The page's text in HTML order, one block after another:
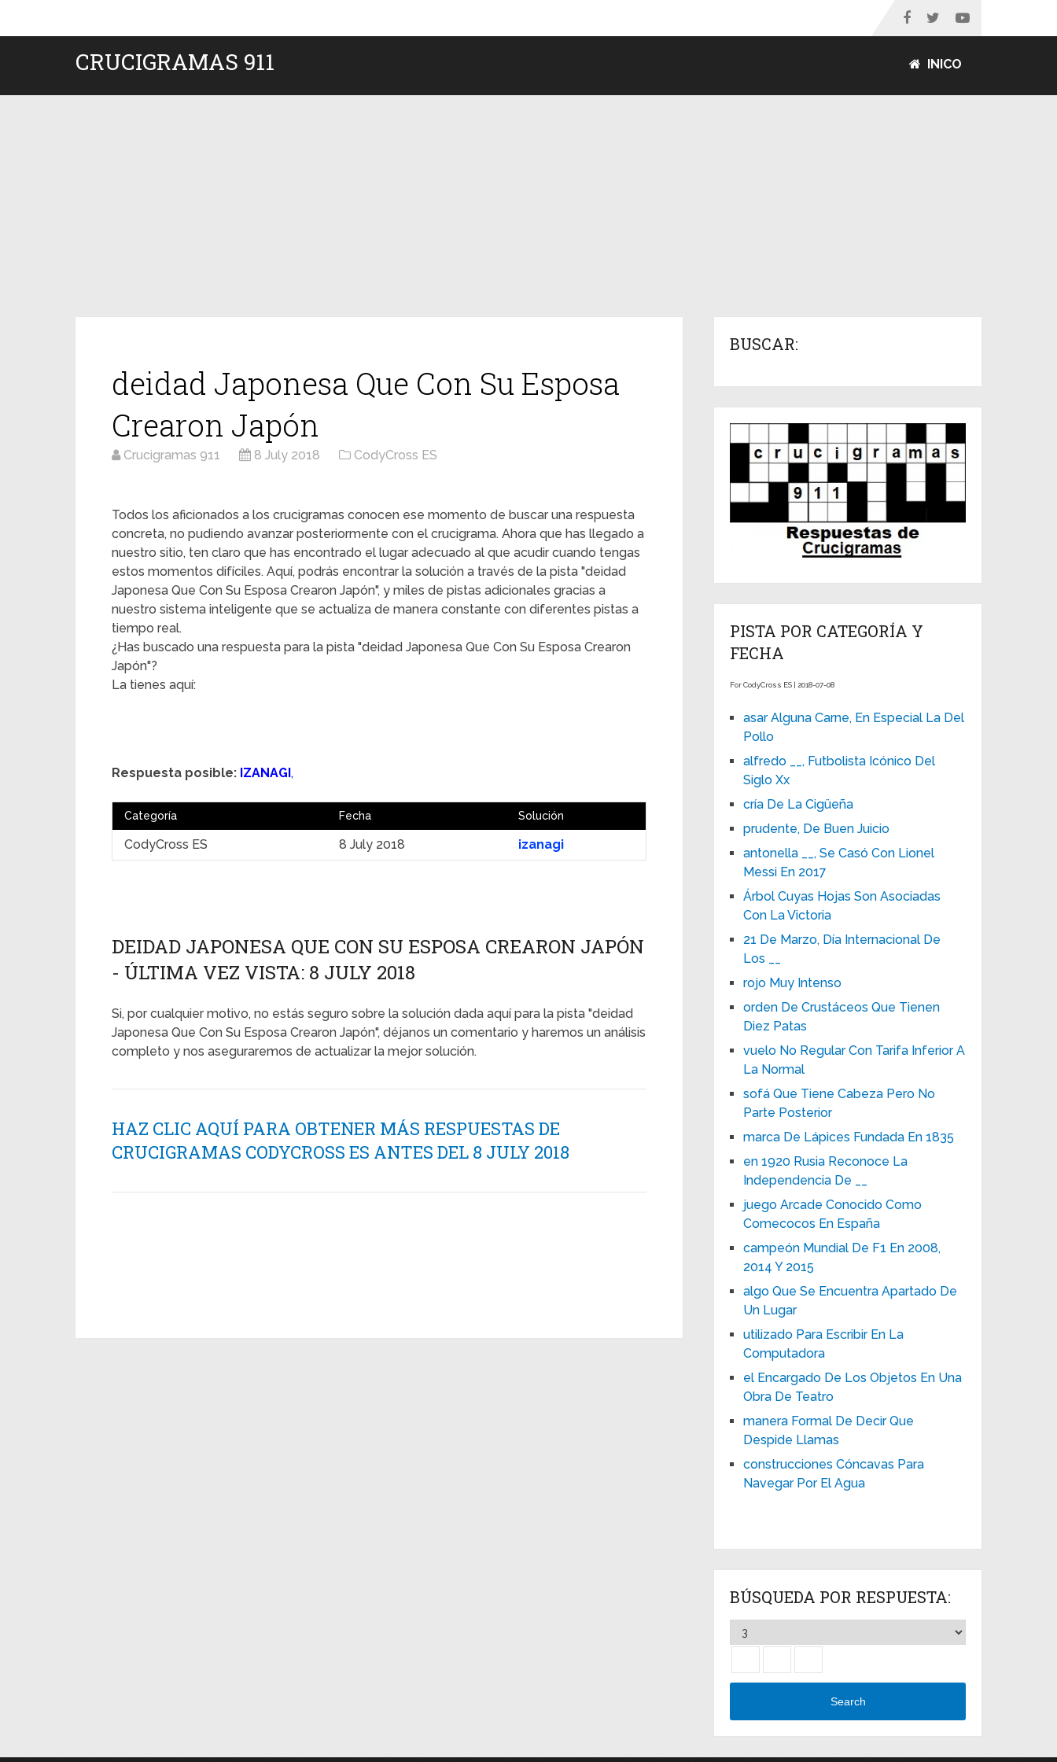
CRUCIGRAMAS 911 INICO
deidad Japonesa Que Con Su Esposa
Crearon Japón
Crucigramas 911 8 July 2018 CodyCross ES
Todos los aficionados a los crucigramas conocen ese momento de buscar una respuesta
concreta, no pudiendo avanzar posteriormente con el crucigrama. Ahora que has llegado a
nuestro sitio, ten claro que has encontrado el lugar adecuado al que acudir cuando tengas
estos momentos difíciles. Aquí, podrás encontrar la solución a través de la pista "deidad
Japonesa Que Con Su Esposa Crearon Japón", y miles de pistas adicionales gracias a
nuestro sistema inteligente que se actualiza de manera constante con diferentes pistas a
tiempo real.
¿Has buscado una respuesta para la pista "deidad Japonesa Que Con Su Esposa Crearon
Japón"?
La tienes aquí:
Respuesta posible: IZANAGI,
Categoría Fecha Solución
CodyCross ES 8 July 2018 izanagi
DEIDAD JAPONESA QUE CON SU ESPOSA CREARON JAPÓN
- ÚLTIMA VEZ VISTA: 8 JULY 2018
Si, por cualquier motivo, no estás seguro sobre la solución dada aquí para la pista "deidad
Japonesa Que Con Su Esposa Crearon Japón", déjanos un comentario y haremos un análisis
completo y nos aseguraremos de actualizar la mejor solución.
HAZ CLIC AQUÍ PARA OBTENER MÁS RESPUESTAS DE
CRUCIGRAMAS CODYCROSS ES ANTES DEL 8 JULY 2018
BUSCAR:
PISTA POR CATEGORÍA Y
FECHA
For CodyCross ES | 2018-07-08
asar Alguna Carne, En Especial La Del
Pollo
alfredo __, Futbolista Icónico Del
Siglo Xx
cría De La Cigüeña
prudente, De Buen Juicio
antonella __, Se Casó Con Lionel
Messi En 2017
Árbol Cuyas Hojas Son Asociadas
Con La Victoria
21 De Marzo, Día Internacional De
Los __
rojo Muy Intenso
orden De Crustáceos Que Tienen
Diez Patas
vuelo No Regular Con Tarifa Inferior A
La Normal
sofá Que Tiene Cabeza Pero No
Parte Posterior
marca De Lápices Fundada En 1835
en 1920 Rusia Reconoce La
Independencia De __
juego Arcade Conocido Como
Comecocos En España
campeón Mundial De F1 En 2008,
2014 Y 2015
algo Que Se Encuentra Apartado De
Un Lugar
utilizado Para Escribir En La
Computadora
el Encargado De Los Objetos En Una
Obra De Teatro
manera Formal De Decir Que
Despide Llamas
construcciones Cóncavas Para
Navegar Por El Agua
BÚSQUEDA POR RESPUESTA:
Search